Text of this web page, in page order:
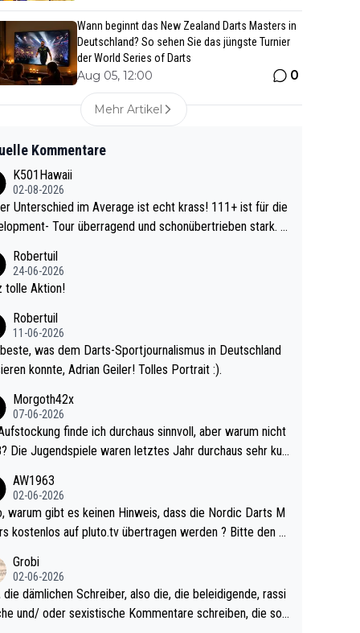
Wann beginnt das New Zealand Darts Masters in
Deutschland? So sehen Sie das jüngste Turnier
der World Series of Darts
Aug 05, 12:00 0
Mehr Artikel
Kommentare
K501Hawaii
02-08-2026
Unterschied im Average ist echt krass! 111+ ist für die
Tour überragend und schonübertrieben stark. U
Da gewinnst keinen Blumentopf - ist ja n
eines Kreisligisten vs einem Bu
Robertuil
24-06-2026
tolle Aktion!
Robertuil
11-06-2026
was dem Darts-Sportjournalismus in Deutschland
konnte, Adrian Geiler! Tolles Portrait :).
Morgoth42x
07-06-2026
finde ich durchaus sinnvoll, aber warum nicht
sehr kur
Somit ändert die automatische Qualifikation des Weltm
nichts. Ich denke sie wollen damit für nächste
wenig WDF Turniere spielen. Dies war bei Archie Self l
Jahr der Fall. Er musste als amtierender Weltmeister d
den Qualifier und ich glaube kaum, dass Mitchel sich das
antun würde, wenn er doch eigentlich die PDC-WM
AW1963
02-06-2026
M
kostenlos auf pluto.tv übertragen werden ? Bitte den A
Grobi
02-06-2026
die dämlichen Schreiber, also die, die beleidigende, rassi
und/ oder sexistische Kommentare schreiben, die soll